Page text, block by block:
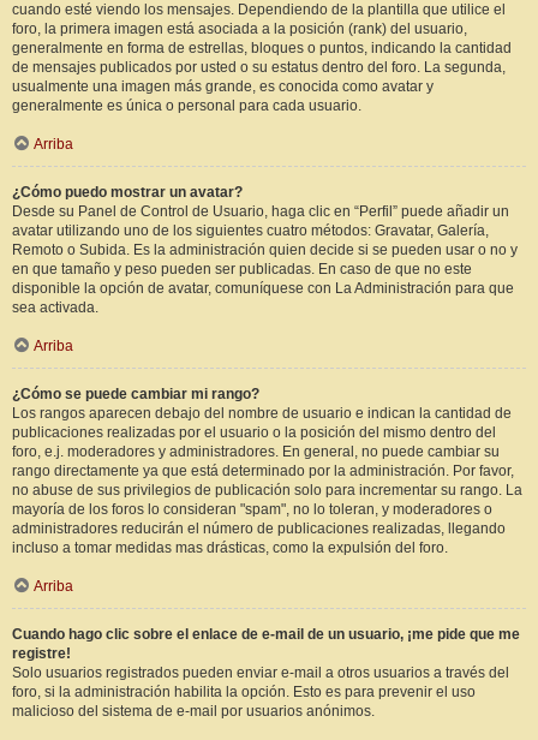
cuando esté viendo los mensajes. Dependiendo de la plantilla que utilice el
foro, la primera imagen está asociada a la posición (rank) del usuario,
generalmente en forma de estrellas, bloques o puntos, indicando la cantidad
de mensajes publicados por usted o su estatus dentro del foro. La segunda,
usualmente una imagen más grande, es conocida como avatar y
generalmente es única o personal para cada usuario.
Arriba
¿Cómo puedo mostrar un avatar?
Desde su Panel de Control de Usuario, haga clic en “Perfil” puede añadir un
avatar utilizando uno de los siguientes cuatro métodos: Gravatar, Galería,
Remoto o Subida. Es la administración quien decide si se pueden usar o no y
en que tamaño y peso pueden ser publicadas. En caso de que no este
disponible la opción de avatar, comuníquese con La Administración para que
sea activada.
Arriba
¿Cómo se puede cambiar mi rango?
Los rangos aparecen debajo del nombre de usuario e indican la cantidad de
publicaciones realizadas por el usuario o la posición del mismo dentro del
foro, e.j. moderadores y administradores. En general, no puede cambiar su
rango directamente ya que está determinado por la administración. Por favor,
no abuse de sus privilegios de publicación solo para incrementar su rango. La
mayoría de los foros lo consideran "spam", no lo toleran, y moderadores o
administradores reducirán el número de publicaciones realizadas, llegando
incluso a tomar medidas mas drásticas, como la expulsión del foro.
Arriba
Cuando hago clic sobre el enlace de e-mail de un usuario, ¡me pide que me
registre!
Solo usuarios registrados pueden enviar e-mail a otros usuarios a través del
foro, si la administración habilita la opción. Esto es para prevenir el uso
malicioso del sistema de e-mail por usuarios anónimos.